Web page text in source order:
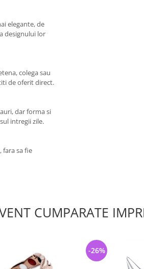
elegante, de
designului lor
colega sau
de oferit direct.
dar forma si
intregii zile.
fara sa fie
CUMPARATE
-26%